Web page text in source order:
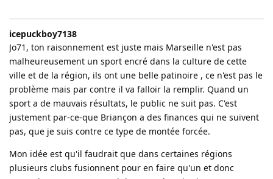
icepuckboy7138
Jo71, ton raisonnement est juste mais Marseille n'est pas
malheureusement un sport encré dans la culture de cette
ville et de la région, ils ont une belle patinoire , ce n'est pas le
problème mais par contre il va falloir la remplir. Quand un
sport a de mauvais résultats, le public ne suit pas. C'est
justement par-ce-que Briançon a des finances qui ne suivent
pas, que je suis contre ce type de montée forcée.
Mon idée est qu'il faudrait que dans certaines régions
plusieurs clubs fusionnent pour en faire qu'un et donc